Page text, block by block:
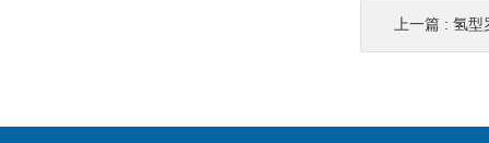
上一篇 : 氢型